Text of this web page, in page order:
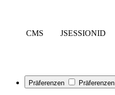
CMS JSESSIONID
Präferenzen Präferenzen